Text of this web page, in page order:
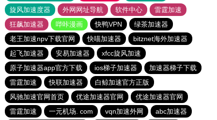
旋风加速度器
外网网址导航 软件中心
雷霆加速
狂飙加速器
哔咔漫画 快鸭VPN
绿茶加速器
老王加速npv下载官网
快喵加速器
bitznet海外加速器
起飞加速器
安易加速器
xfcc旋风加速
原子加速器app官方下载
ios梯子加速器
加速器梯子下载
雷霆加速
快联加速器
白鲸加速官方正版
风驰加速官网首页
优途加速器官网
优途加速器官网
雷霆加速
一元机场. com vqn加速外网 abc加速器